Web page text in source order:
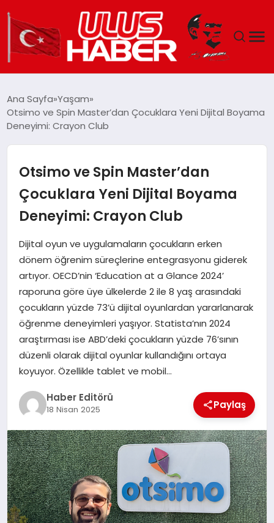
DÜNYA
TEKNOLOJI
EĞITIM
MAGAZIN
SPOR
YAŞAM
Ana Sayfa Yaşam
Otsimo ve Spin Master’dan Çocuklara Yeni Dijital Boyama
Deneyimi: Crayon Club
Otsimo ve Spin Master’dan
Çocuklara Yeni Dijital Boyama
Deneyimi: Crayon Club
Dijital oyun ve uygulamaların çocukların erken
dönem öğrenim süreçlerine entegrasyonu giderek
artıyor. OECD’nin ‘Education at a Glance 2024’
raporuna göre üye ülkelerde 2 ile 8 yaş arasındaki
çocukların yüzde 73’ü dijital oyunlardan yararlanarak
öğrenme deneyimleri yaşıyor. Statista’nın 2024
araştırması ise ABD’deki çocukların yüzde 76’sının
düzenli olarak dijital oyunlar kullandığını ortaya
koyuyor. Özellikle tablet ve mobil…
Haber Editörü
18 Nisan 2025 Paylaş